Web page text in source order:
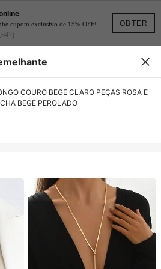
OBTER
cupom exclusivo de 15% OFF!
COURO BEGE CLARO PEÇAS ROSA E
BEGE PEROLADO